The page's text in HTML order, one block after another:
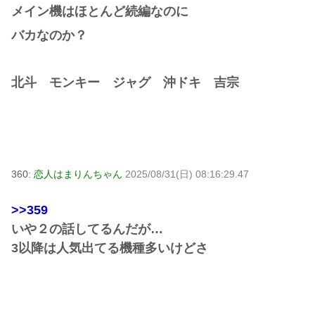
メイン機はほとんど続編なのに
バカなのか？
北斗 モンキー ジャグ 沖ドキ 吉宗
360: 恋人はまりんちゃん 2025/08/31(日) 08:16:29.47
>>359
いや２の話してるんだが…
3以降は人気出てる機種多いけどさ